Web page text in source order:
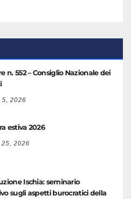
n. 552 – Consiglio Nazionale dei
5, 2026
estiva 2026
25, 2026
Ischia: seminario
sugli aspetti burocratici della